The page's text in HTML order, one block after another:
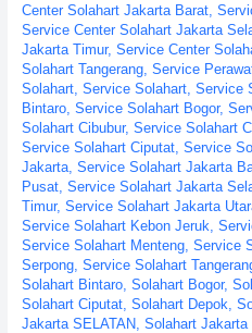
Center Solahart Jakarta Barat,
Service Center Solahart Jakarta
Jakarta Timur, Service Center
Solahart Tangerang, Service
Solahart, Service Solahart, Service
Bintaro, Service Solahart Bogor,
Solahart Cibubur, Service Solahart
Service Solahart Ciputat, Service
Jakarta, Service Solahart Jakarta
Pusat, Service Solahart Jakarta
Timur, Service Solahart Jakarta
Service Solahart Kebon Jeruk
Service Solahart Menteng, Service
Serpong, Service Solahart
Solahart Bintaro, Solahart Bogor,
Solahart Ciputat, Solahart Depok
Jakarta SELATAN Solahart Jakarta